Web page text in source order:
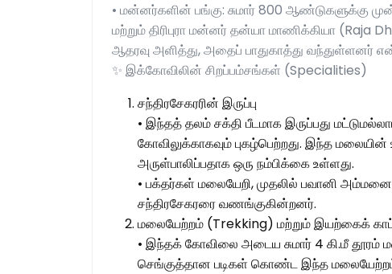
• மன்னர்களின் பங்கு: சுமார் 800 ஆண்டுகளுக்கு
மற்றும் திரிபுரா மன்னர் தன்யா மாணிக்கியா
ஆதரவு அளித்து, அதைப் பாதுகாத்து வந்துள்ளனர்
✨ இக்கோவிலின் சிறப்பம்சங்கள் (Specialities)
சந்திரசேகரரின் இருப்பு
• இந்தத் தலம் சக்தி பீடமாக இருப்பது
கோவிலுக்காகவும் புகழ்பெற்றது. இந்த மலையின்
அருள்பாலிப்பதாக ஒரு நம்பிக்கை உள்ளது.
• பக்தர்கள் மலையேறி, முதலில் பவானி அம்மனை
சந்திரசேகரரை வணங்குகின்றனர்.
மலையேற்றம் (Trekking) மற்றும் இயற்கைக்
• இந்தக் கோவிலை அடைய சுமார் 4 கி.மீ தூரம்
செங்குத்தான படிகள் கொண்ட இந்த மலையேற்றம்